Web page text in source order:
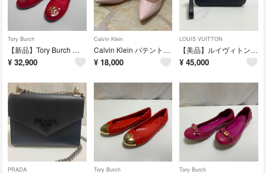
Tory Burch
【新品】Tory Burch ミニー パテントレザー ロゴ フラットシューズ
¥ 32,900
Calvin Klein
Calvin Klein パテントレザー ポインテッドトゥ パンプス レディース
¥ 18,000
LOUIS VUITTON
【美品】ルイヴィトン タイガ セレンガ クラッチバッグ セカンドバッグ ブラック
¥ 45,000
PRADA Tory Burch Tory Burch